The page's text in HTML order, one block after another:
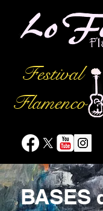
Festival
BASES